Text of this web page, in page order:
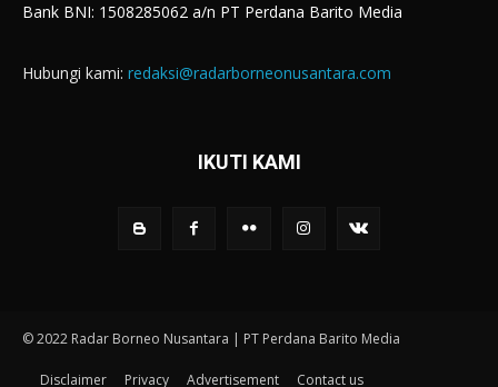
Bank BNI: 1508285062 a/n PT Perdana Barito Media
Hubungi kami: redaksi@radarborneonusantara.com
IKUTI KAMI
© 2022 Radar Borneo Nusantara | PT Perdana Barito Media
Disclaimer Privacy Advertisement Contact us